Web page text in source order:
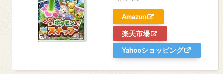
Amazon
楽天市場
Yahooショッピング